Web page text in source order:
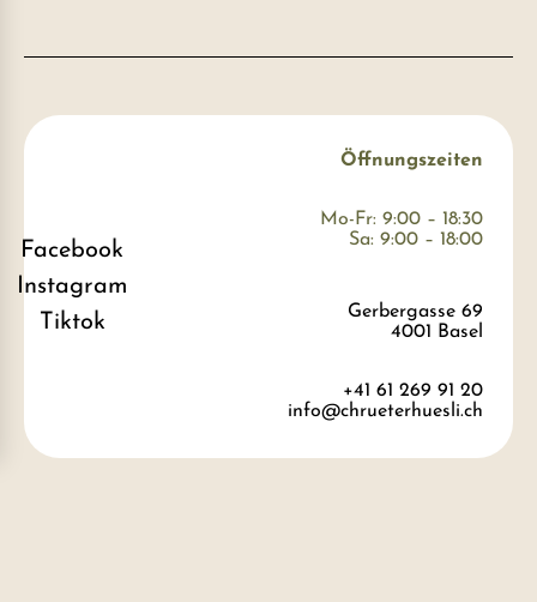
Öffnungszeiten
Mo-Fr: 9:00 – 18:30
Sa: 9:00 – 18:00
Gerbergasse 69
4001 Basel
+41 61 269 91 20
info@chrueterhuesli.ch
Facebook
Instagram
Tiktok